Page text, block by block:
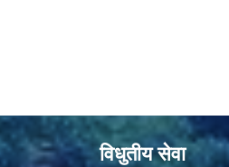
विधुतीय सेवा